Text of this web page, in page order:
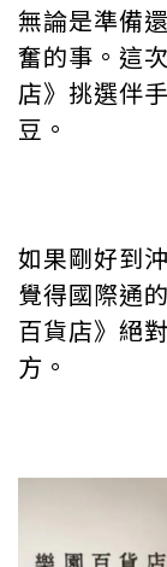
無論是準備
奮的事。這
店》挑選伴
豆。
如果剛好到
覺得國際通
百貨店》絕
方。